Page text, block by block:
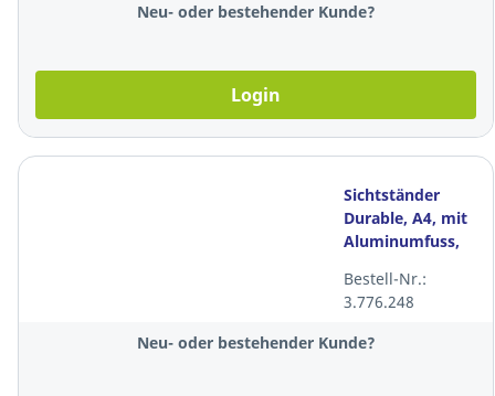
Neu- oder bestehender Kunde?
Login
Sichtständer
Durable, A4, mit
Aluminumfuss,
Bestell-Nr.:
3.776.248
Neu- oder bestehender Kunde?